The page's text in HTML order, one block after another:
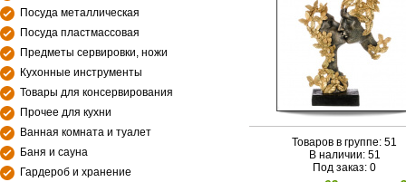
Посуда металлическая
Посуда пластмассовая
Предметы сервировки, ножи
Кухонные инструменты
Товары для консервирования
Прочее для кухни
Ванная комната и туалет
Баня и сауна
Гардероб и хранение
Товаров в группе: 51
В наличии: 51
Под заказ: 0